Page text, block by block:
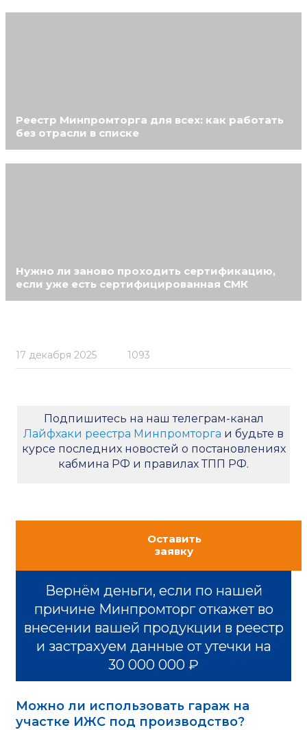
Реестр Минпромторга для всех: как работать
без отрасли в списке
Нужно ли заново проходить сертификацию,
если уже есть сертифицированная СМК
17 декабря 2025 1093
Подпишитесь на наш телеграм-канал
Лайфхаки реестра Минпромторга и будьте в
курсе последних новостей о постановлениях
кабмина РФ и правилах ТПП РФ.
Оставить
заявку
Вернём деньги, если по нашей
причине Минпромторг откажет во
внесении вашей продукции в реестр
и застрахуем данные от утечки на
30 000 000 ₽
Можно ли использовать гараж на
участке ИЖС под производство?